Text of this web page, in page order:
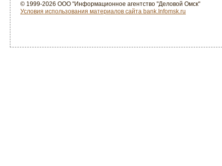
© 1999-2026 ООО "Информационное агентство "Деловой Омск"
Условия использования материалов сайта bank.Infomsk.ru